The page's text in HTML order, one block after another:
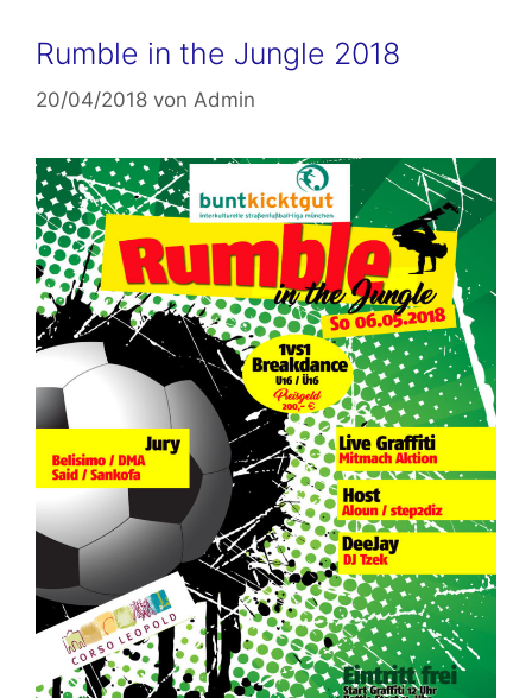
Rumble in the Jungle 2018
20/04/2018 von Admin